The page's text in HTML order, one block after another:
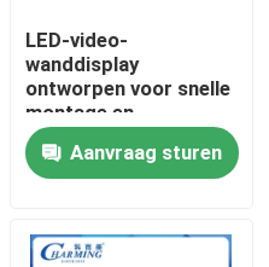
LED-video-
wanddisplay
ontworpen voor snelle
montage en
demontage waardoor
een flexibele inzet op
beurzen mogelijk is
Aanvraag sturen